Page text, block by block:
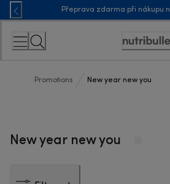
Skip
to
Content
Přeprava zdarma při nákupu
Promotions New year new you
New year new you